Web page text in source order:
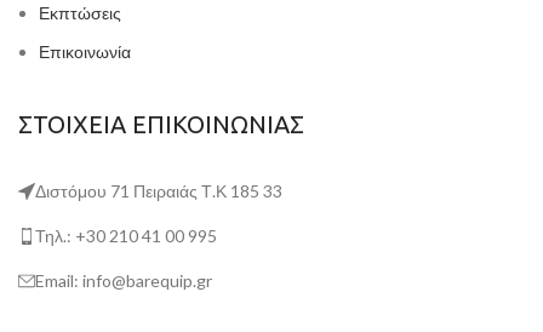
Εκπτώσεις
Επικοινωνία
ΣΤΟΙΧΕΙΑ ΕΠΙΚΟΙΝΩΝΙΑΣ
Διστόμου 71 Πειραιάς Τ.Κ 185 33
Τηλ.: +30 210 41 00 995
Email: info@barequip.gr